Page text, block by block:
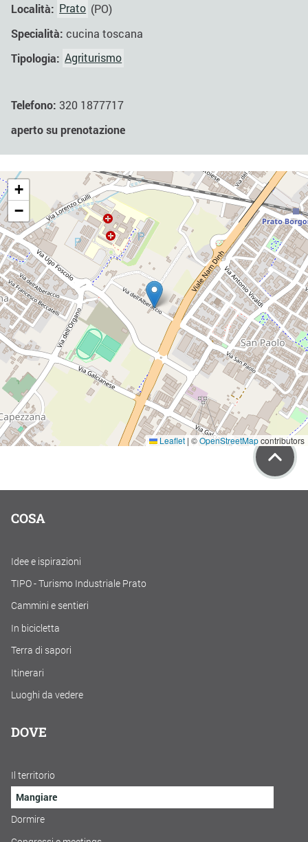
Località: Prato (PO)
Specialità: cucina toscana
Tipologia: Agriturismo
Telefono: 320 1877717
aperto su prenotazione
+
−
Leaflet | ©OpenStreetMapcontributors
COSA
Idee e ispirazioni
TIPO - Turismo Industriale Prato
Cammini e sentieri
In bicicletta
Terra di sapori
Itinerari
Luoghi da vedere
DOVE
Il territorio
Mangiare
Dormire